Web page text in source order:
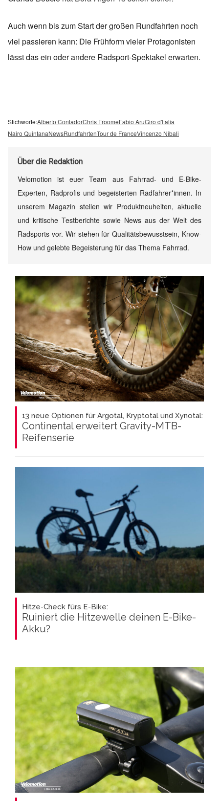
Auch wenn bis zum Start der großen Rundfahrten noch
viel passieren kann: Die Frühform vieler Protagonisten
lässt das ein oder andere Radsport-Spektakel erwarten.
Stichworte:Alberto ContadorChris FroomeFabio AruGiro d'Italia
Nairo QuintanaNewsRundfahrtenTour de FranceVincenzo Nibali
Überdie Redaktion
Velomotion ist euer Team aus Fahrrad- und E-Bike-
Experten, Radprofis und begeisterten Radfahrer*innen. In
unserem Magazin stellen wir Produktneuheiten, aktuelle
und kritische Testberichte sowie News aus der Welt des
Radsports vor. Wir stehen für Qualitätsbewusstsein, Know-
How und gelebte Begeisterung für das Thema Fahrrad.
13 neue Optionen für Argotal, Kryptotal und Xynotal:
Continental erweitert Gravity-MTB-
Reifenserie
Hitze-Check fürs E-Bike:
Ruiniert die Hitzewelle deinen E-Bike-
Akku?